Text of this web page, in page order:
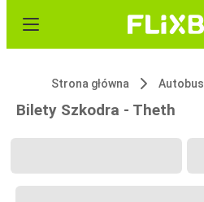
Strona główna Autobus
Bilety Szkodra - Theth